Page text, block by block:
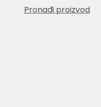
Pronađi proizvod